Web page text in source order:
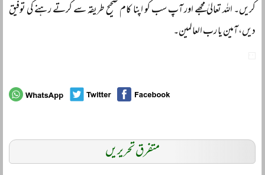
کریں۔ اللہ تعالیٰ مجھے اور آپ سب کو اپنا کام صحیح طریقہ سے کرتے رہنے کی توفیق
دیں، آمین یا رب العالمین۔
متفرق تحریریں